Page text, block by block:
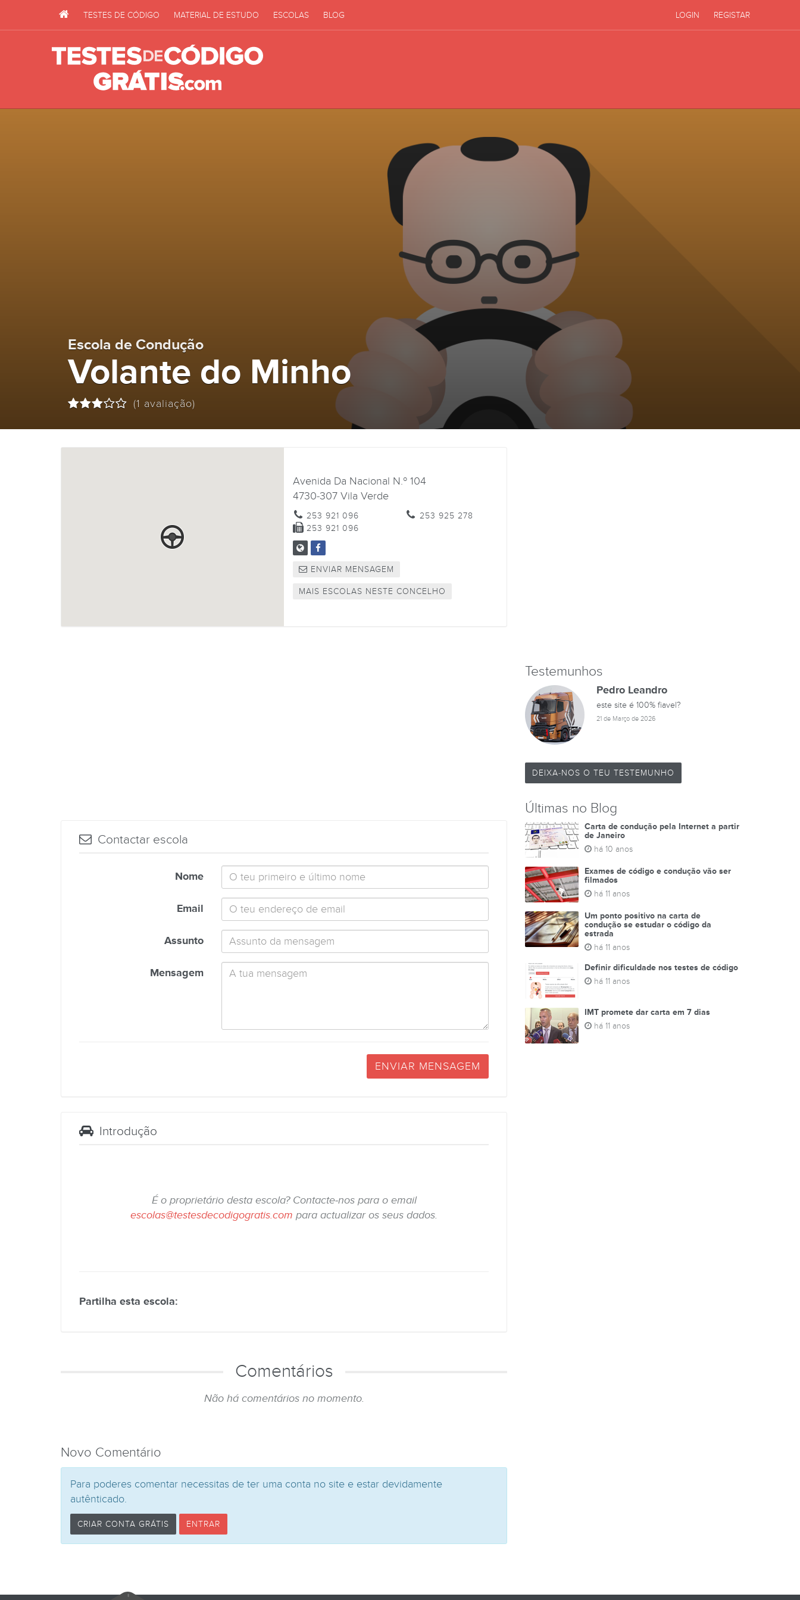
TESTES DE CÓDIGO MATERIAL DE ESTUDO ESCOLAS BLOG LOGIN REGISTAR
Escola de Condução
Volante do Minho
(1 avaliação)
Avenida Da Nacional N.º 104
4730-307 Vila Verde
253 921 096
253 925 278
253 921 096
ENVIAR MENSAGEM
MAIS ESCOLAS NESTE CONCELHO
Contactar escola
Nome
Email
Assunto
Mensagem
ENVIAR MENSAGEM
Introdução
É o proprietário desta escola? Contacte-nos para o email
escolas@testesdecodigogratis.com para actualizar os seus dados.
Partilha esta escola:
Comentários
Não há comentários no momento.
Novo Comentário
Para poderes comentar necessitas de ter uma conta no site e estar devidamente
autênticado.
CRIAR CONTA GRÁTIS ENTRAR
Testemunhos
Pedro Leandro
este site é 100% fiavel?
21 de Março de 2026
DEIXA-NOS O TEU TESTEMUNHO
Últimas no Blog
Carta de condução pela Internet a partir
de Janeiro
há 10 anos
Exames de código e condução vão ser
filmados
há 11 anos
Um ponto positivo na carta de
condução se estudar o código da
estrada
há 11 anos
Definir dificuldade nos testes de código
há 11 anos
IMT promete dar carta em 7 dias
há 11 anos